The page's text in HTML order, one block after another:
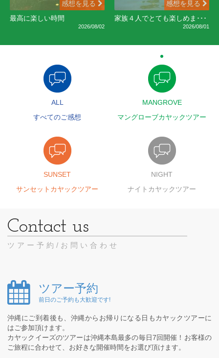
感想を見る
最高に楽しい時間
2026/08/02
感想を見る
家族４人でとても楽しめま･･･
2026/08/01
ALL
すべてのご感想
MANGROVE
マングローブカヤックツアー
SUNSET
サンセットカヤックツアー
NIGHT
ナイトカヤックツアー
ツアー予約/お問い合わせ
ツアー予約
前日のご予約も大歓迎です!
沖縄にご到着後も、沖縄からお帰りになる日もカヤックツアーに
はご参加頂けます。
カヤックイーズのツアーは沖縄本島最多の毎日7回開催！お客様の
ご旅程に合わせて、お好きな開催時間をお選び頂けます。